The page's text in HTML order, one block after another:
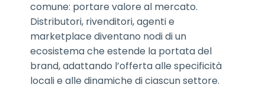
comune: portare valore al mercato.
Distributori, rivenditori, agenti e
marketplace diventano nodi di un
ecosistema che estende la portata del
brand, adattando l’offerta alle specificità
locali e alle dinamiche di ciascun settore.